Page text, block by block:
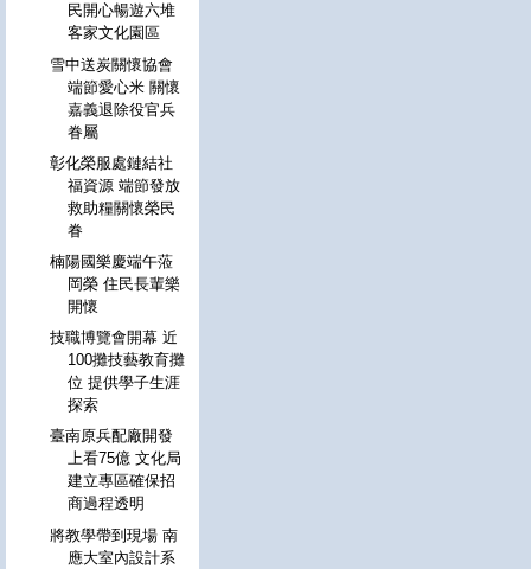
民開心暢遊六堆
客家文化園區
雪中送炭關懷協會
端節愛心米 關懷
嘉義退除役官兵
眷屬
彰化榮服處鏈結社
福資源 端節發放
救助糧關懷榮民
眷
楠陽國樂慶端午蒞
岡榮 住民長輩樂
開懷
技職博覽會開幕 近
100攤技藝教育攤
位 提供學子生涯
探索
臺南原兵配廠開發
上看75億 文化局
建立專區確保招
商過程透明
將教學帶到現場 南
應大室內設計系